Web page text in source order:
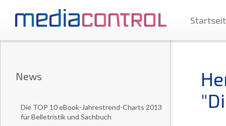
News
Die TOP 10 eBook-Jahrestrend-Charts 2013
für Belletristik und Sachbuch